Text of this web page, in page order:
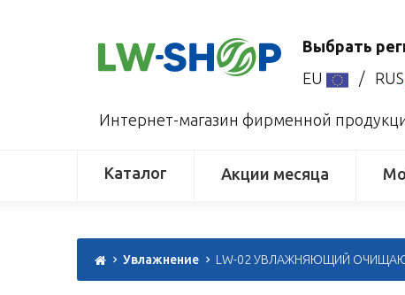
Выбрать
EU
/ RUS
Интернет-магазин фирменной
Каталог Акции месяца
Увлажнение LW-02 УВЛАЖНЯЮЩИЙ